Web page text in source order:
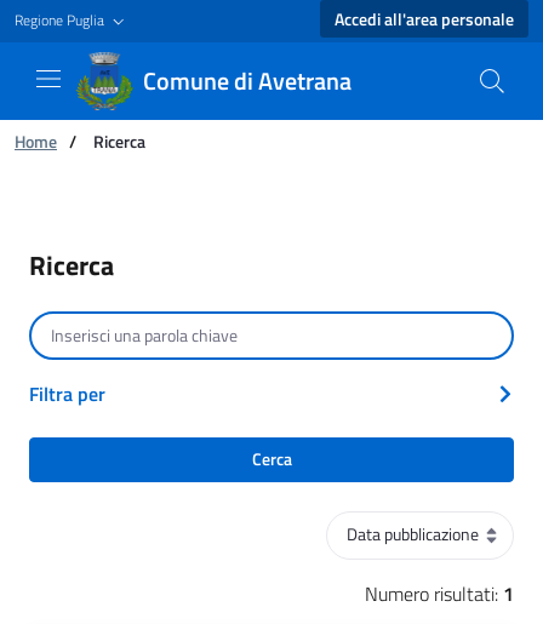
Regione Puglia Accedi all'area personale
Comune di Avetrana
Ti trovi in:
Home / Ricerca
Ricerca
Ordinamento
Numero risultati: 1
Cerca per testo
Filtra per
Cerca